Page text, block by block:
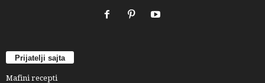
Prijatelji sajta
Mafini recepti